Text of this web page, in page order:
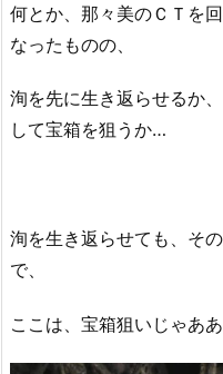
何とか、那々美のＣＴを
なったものの、
洵を先に生き返らせるか
して宝箱を狙うか…
洵を生き返らせても、そ
で、
ここは、宝箱狙いじゃあ